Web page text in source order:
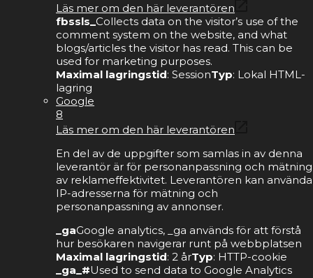
Läs mer om den här leverantören
fbssls_ Collects data on the visitor’s use of the
comment system on the website, and what
blogs/articles the visitor has read. This can be
used for marketing purposes.
Maximal lagringstid: SessionTyp: Lokal HTML-
lagring
Google
8
Läs mer om den här leverantören
En del av de uppgifter som samlas in av denna
leverantör är för personanpassning och mätning
av reklameffektivitet. Leverantören kan använda
IP-adresserna för mätning och
personanpassning av annonser.
_gaGoogle analytics, _ga används för att förstå
hur besökaren navigerar runt på webbplatsen
Maximal lagringstid: 2 årTyp: HTTP-cookie
_ga_#Used to send data to Google Analytics